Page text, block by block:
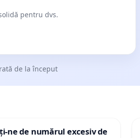
pentru dvs.
de la început
ne de numărul excesiv de